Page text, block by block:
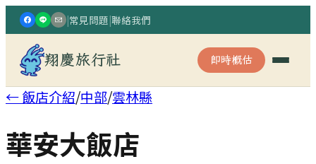
|常見問題|聯絡我們
翔慶旅行社 即時概估
← 飯店介紹/中部/雲林縣
華安大飯店